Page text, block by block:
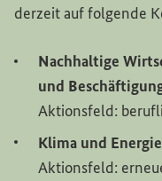
derzeit auf folgende
Nachhaltige
und
Aktionsfeld:
Klima und
Aktionsfeld: